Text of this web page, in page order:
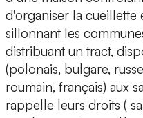
d'organiser la cueillette
sillonnant les
distribuant un tract,
(polonais, bulgare,
roumain, français) aux
rappelle leurs droits (